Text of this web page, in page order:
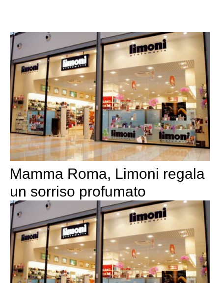
Mamma Roma, Limoni regala
un sorriso profumato